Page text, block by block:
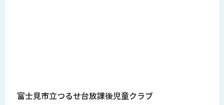
富士見市立つるせ台放課後児童クラブ